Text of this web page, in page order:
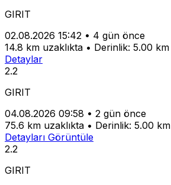
GIRIT
02.08.2026 15:42 • 4 gün önce
14.8 km uzaklıkta • Derinlik: 5.00 km
Detaylar
2.2
GIRIT
04.08.2026 09:58 • 2 gün önce
75.6 km uzaklıkta • Derinlik: 5.00 km
Detayları Görüntüle
2.2
GIRIT